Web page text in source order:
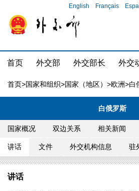
English Français
首页 外交部 外交部长 外交
首页>国家和组织>国家（地区） >欧洲>白
白俄罗斯
国家概况 双边关系 相关新闻
讲话 文件 外交机构信息 驻
讲话